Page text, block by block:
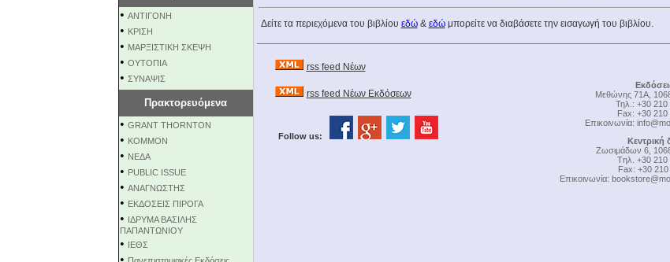
• ΑΝΤΙΓΟΝΗ
• ΚΡΙΣΗ
• ΜΑΡΞΙΣΤΙΚΗ ΣΚΕΨΗ
• ΟΥΤΟΠΙΑ
• ΣΥΝΑΨΙΣ
Πρακτορευόμενα
• GRANT THORNTON
• KOMMON
• NEΔΑ
• PUBLIC ISSUE
• ΑΝΑΓΝΩΣΤΗΣ
• ΕΚΔΟΣΕΙΣ ΠΙΡΟΓΑ
• ΙΔΡΥΜΑ ΒΑΣΙΛΗΣ
ΠΑΠΑΝΤΩΝΙΟΥ
• ΙΕΘΣ
•
Δείτε τα περιεχόμενα του βιβλίου εδώ& εδώμπορείτε να διαβάσετε την εισαγωγή του βιβλίου.
rss feed Νέων
rss feed Νέων Εκδόσεων
Follow us:
Μεθώνης 71Α,
Τηλ.: +30 210
Fax: +30 210
Επικοινωνία:
Κεντρική
Zωσιμάδων 6,
Tηλ. +30 210
Fax: +30 210
Επικοινωνία: